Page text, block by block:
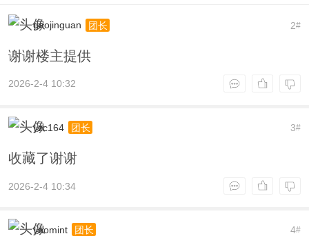
2#
gaojinguan 团长
谢谢楼主提供
2026-2-4 10:32
3#
yzc164 团长
收藏了谢谢
2026-2-4 10:34
4#
yaomint 团长